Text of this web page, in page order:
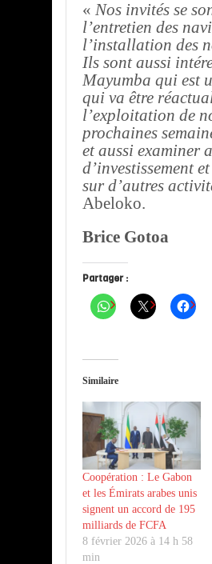
« Nos invités se
l’entretien des
l’installation des
Ils sont aussi
Mayumba qui est
qui va être
l’exploitation de
prochaines
et aussi examiner
d’investissement
sur d’autres
Abeloko.
Brice Gotoa
Partager :
Similaire
Coopération : Le Gabon
et les Émirats arabes unis
signent un accord de 195
milliards de FCFA
8 février 2026 à 14 h 58
min